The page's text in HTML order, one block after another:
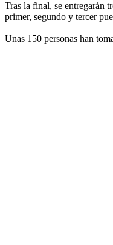
Tras la final, se entregarán
primer, segundo y tercer
Unas 150 personas han